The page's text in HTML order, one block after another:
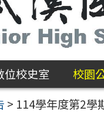
位校史室 校園
> 114學年度第2學